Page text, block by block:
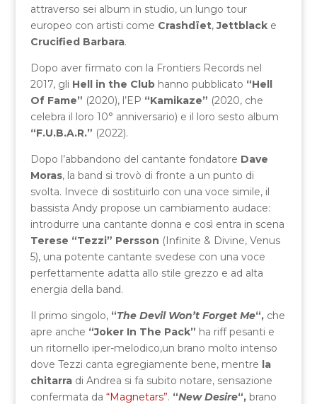
attraverso sei album in studio, un lungo tour
europeo con artisti come Crashdïet,Jettblacke
Crucified Barbara.
Dopo aver firmato con la Frontiers Records nel
2017, gli Hell in the Clubhanno pubblicato “Hell
Of Fame” (2020), l’EP “Kamikaze” (2020, che
celebra il loro 10° anniversario) e il loro sesto album
“F.U.B.A.R.” (2022).
Dopo l’abbandono del cantante fondatore Dave
Moras, la band si trovò di fronte a un punto di
svolta. Invece di sostituirlo con una voce simile, il
bassista Andy propose un cambiamento audace:
introdurre una cantante donna e così entra in scena
Terese “Tezzi” Persson (Infinite & Divine, Venus
5), una potente cantante svedese con una voce
perfettamente adatta allo stile grezzo e ad alta
energia della band.
Il primo singolo, “The Devil Won’t Forget Me“,che
apre anche “Joker In The Pack” ha riff pesanti e
un ritornello iper-melodico,un brano molto intenso
dove Tezzi canta egregiamente bene, mentre la
chitarra di Andrea si fa subito notare, sensazione
confermata da “Magnetars”. “New Desire“,brano